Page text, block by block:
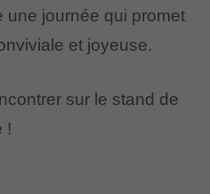
une journée qui promet
et joyeuse.
sur le stand de
!